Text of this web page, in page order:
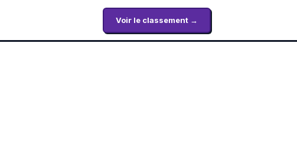
Voir le classement →